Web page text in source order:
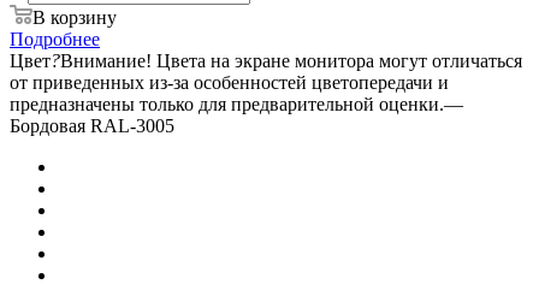
В корзину
Подробнее
Цвет?Внимание! Цвета на экране монитора могут отличаться
от приведенных из-за особенностей цветопередачи и
предназначены только для предварительной оценки.—
Бордовая RAL-3005